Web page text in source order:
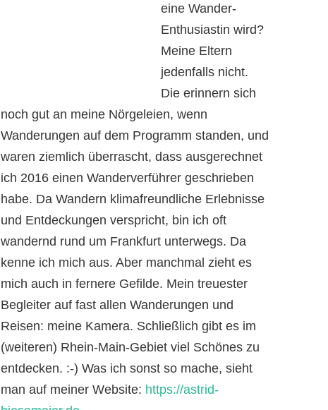
eine Wander-
Enthusiastin wird?
Meine Eltern
jedenfalls nicht.
Die erinnern sich
noch gut an meine Nörgeleien, wenn
Wanderungen auf dem Programm standen, und
waren ziemlich überrascht, dass ausgerechnet
ich 2016 einen Wanderverführer geschrieben
habe. Da Wandern klimafreundliche Erlebnisse
und Entdeckungen verspricht, bin ich oft
wandernd rund um Frankfurt unterwegs. Da
kenne ich mich aus. Aber manchmal zieht es
mich auch in fernere Gefilde. Mein treuester
Begleiter auf fast allen Wanderungen und
Reisen: meine Kamera. Schließlich gibt es im
(weiteren) Rhein-Main-Gebiet viel Schönes zu
entdecken. :-) Was ich sonst so mache, sieht
man auf meiner Website: https://astrid-